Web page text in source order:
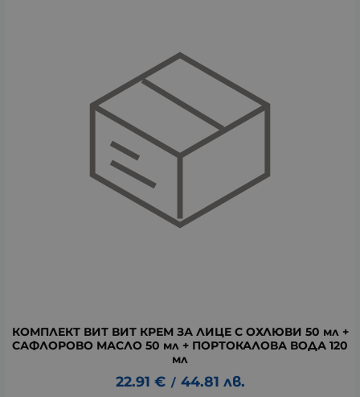
КОМПЛЕКТ ВИТ ВИТ КРЕМ ЗА ЛИЦЕ С ОХЛЮВИ 50 мл +
САФЛОРОВО МАСЛО 50 мл + ПОРТОКАЛОВА ВОДА 120
мл
22.91 € / 44.81 лв.